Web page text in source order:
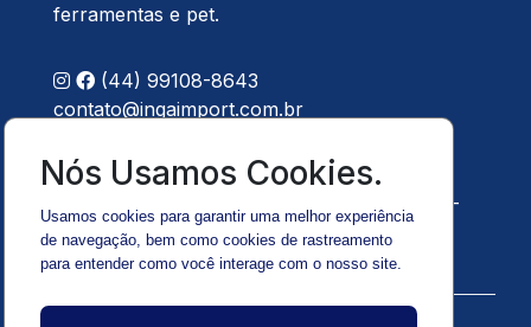
ferramentas e pet.
(44) 99108-8643
contato@ingaimport.com.br
Localização
Avenida Paraná, 705 - Centro - 83800-000 -
Maringá - PR
Nós Usamos Cookies.
Usamos cookies para garantir uma melhor experiência
de navegação, bem como cookies de rastreamento
para entender como você interage com o nosso site.